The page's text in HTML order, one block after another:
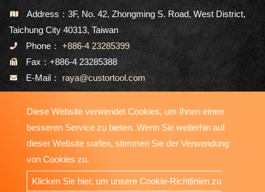
Address：3F, No. 42, Zhongming S. Road, West District,
Taichung City 40313, Taiwan
Phone： +886-4 23285399
Fax：+886-4 23285388
E-Mail： raya@custortool.com
SEITENVERZEICHNIS
Reserved. Designed byATTEIPO.
Diese Website verwendet Cookies, um Ihnen einen
besseren Service zu bieten. Wenn Sie weiterhin auf
dieser Website surfen, stimmen Sie der Verwendung
von Cookies zu.
Klicken Sie hier, um unsere Cookie-Richtlinien zu